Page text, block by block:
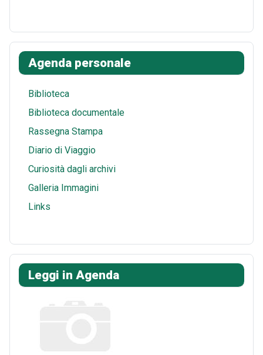
Agenda personale
Biblioteca
Biblioteca documentale
Rassegna Stampa
Diario di Viaggio
Curiosità dagli archivi
Galleria Immagini
Links
Leggi in Agenda